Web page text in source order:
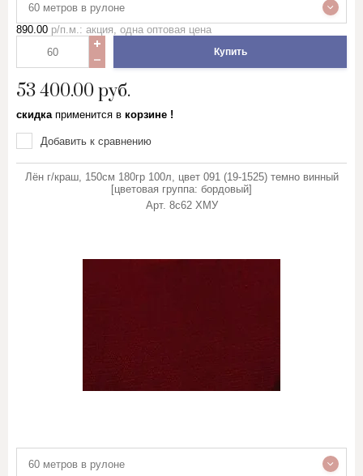
60 метров в рулоне
890.00 р/п.м.: акция, одна оптовая цена
Купить
53 400.00руб.
скидка применится в корзине !
Добавить к сравнению
Лён г/краш, 150см 180гр 100л, цвет 091 (19-1525) темно винный
[цветовая группа: бордовый]
Арт. 8с62 ХМУ
60 метров в рулоне